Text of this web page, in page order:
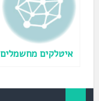
איטלקים מחשמלים